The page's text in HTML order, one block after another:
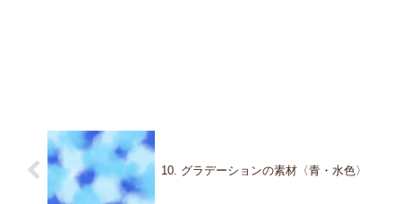
10. グラデーションの素材〈青・水色〉